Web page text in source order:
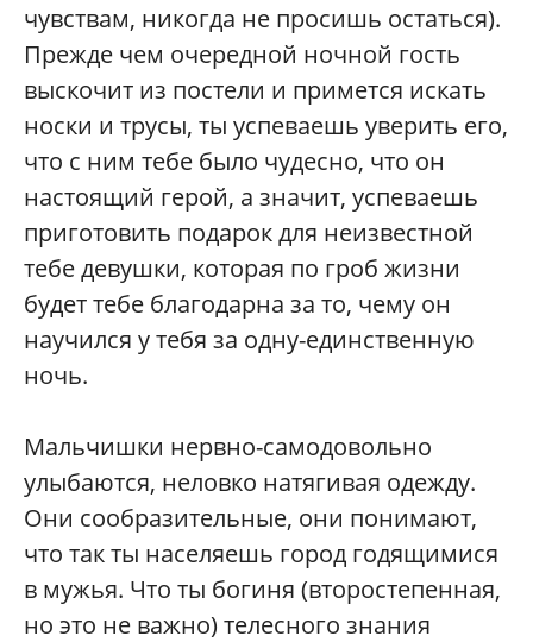
чувствам, никогда не просишь остаться).
Прежде чем очередной ночной гость
выскочит из постели и примется искать
носки и трусы, ты успеваешь уверить его,
что с ним тебе было чудесно, что он
настоящий герой, а значит, успеваешь
приготовить подарок для неизвестной
тебе девушки, которая по гроб жизни
будет тебе благодарна за то, чему он
научился у тебя за одну-единственную
ночь.
Мальчишки нервно-самодовольно
улыбаются, неловко натягивая одежду.
Они сообразительные, они понимают,
что так ты населяешь город годящимися
в мужья. Что ты богиня (второстепенная,
но это не важно) телесного знания